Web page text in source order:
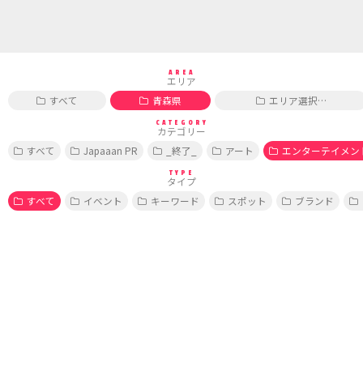
AREA
エリア
すべて
青森県 エリア選択…
CATEGORY
カテゴリー
すべて
Japaaan PR _終了_ アート エンターテイメン
TYPE
タイプ
すべて
イベント キーワード スポット ブランド